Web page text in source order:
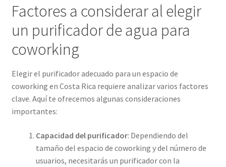
Factores a considerar al elegir
un purificador de agua para
coworking
Elegir el purificador adecuado para un espacio de
coworking en Costa Rica requiere analizar varios factores
clave. Aquí te ofrecemos algunas consideraciones
importantes:
Capacidad del purificador: Dependiendo del
tamaño del espacio de coworking y del número de
usuarios, necesitarás un purificador con la